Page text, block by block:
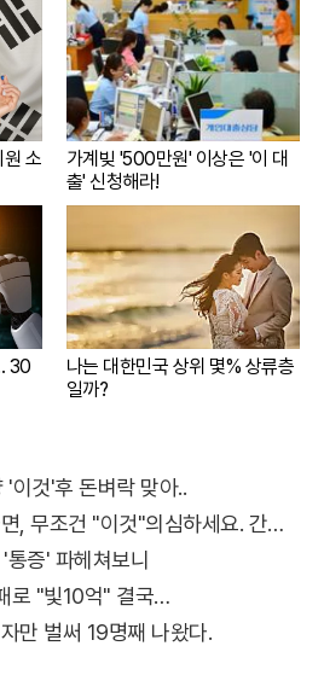
원 소
가계빚 '500만원' 이상은 '이 대
출' 신청해라!
30
나는 대한민국 상위 몇% 상류층
일까?
이것'후 돈벼락 맞아..
역류성식도염 증상있다면, 무조건 "이것"의심하세요. 간단치료법 나왔다!
증' 파헤쳐보니
로 "빛10억" 결국…
만 벌써 19명째 나왔다.